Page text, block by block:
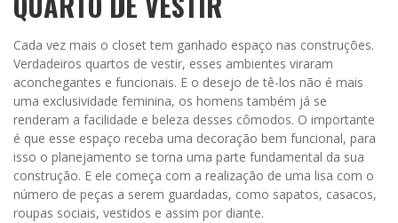
Cada vez mais o closet tem ganhado espaço nas construções.
Verdadeiros quartos de vestir, esses ambientes viraram
aconchegantes e funcionais. E o desejo de tê-los não é mais
uma exclusividade feminina, os homens também já se
renderam a facilidade e beleza desses cômodos. O importante
é que esse espaço receba uma decoração bem funcional, para
isso o planejamento se torna uma parte fundamental da sua
construção. E ele começa com a realização de uma lisa com o
número de peças a serem guardadas, como sapatos, casacos,
roupas sociais, vestidos e assim por diante.